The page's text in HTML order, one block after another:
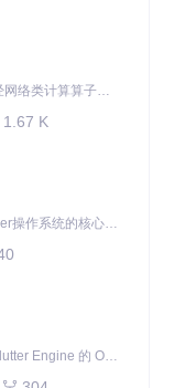
本项目是CANN提供的神经网络类计算算子库，实现网络在NPU上加速计算。
1.67 K
openEuler内核是openEuler操作系统的核心，既是系统性能与稳定性的基石，也是连接处理器、设备与服务的桥梁。
本仓库是 Flutter SDK 与 Flutter Engine 的 OpenHarmony 适配版本，由 CPF-Flutter 团队维护。开发者可使用熟悉的 Flutter 技术栈开发 OpenHarmony 应用，3.35.7 及以后的适配版本可基于本仓库源码构建支持 OpenHarmony 的 Flutter Engine。